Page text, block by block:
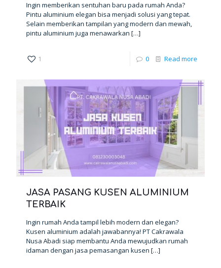
Ingin memberikan sentuhan baru pada rumah Anda?
Pintu aluminium elegan bisa menjadi solusi yang tepat.
Selain memberikan tampilan yang modern dan mewah,
pintu aluminium juga menawarkan […]
1 0 Read more
JASA PASANG KUSEN ALUMINIUM
TERBAIK
Ingin rumah Anda tampil lebih modern dan elegan?
Kusen aluminium adalah jawabannya! PT Cakrawala
Nusa Abadi siap membantu Anda mewujudkan rumah
idaman dengan jasa pemasangan kusen […]